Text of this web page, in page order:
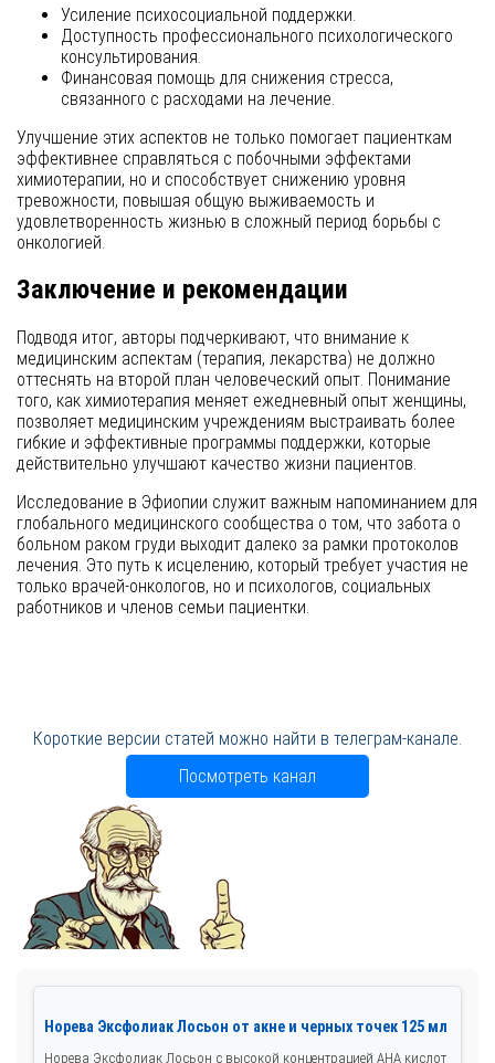
Усиление психосоциальной поддержки.
Доступность профессионального психологического
консультирования.
Финансовая помощь для снижения стресса,
связанного с расходами на лечение.
Улучшение этих аспектов не только помогает пациенткам
эффективнее справляться с побочными эффектами
химиотерапии, но и способствует снижению уровня
тревожности, повышая общую выживаемость и
удовлетворенность жизнью в сложный период борьбы с
онкологией.
Заключение и рекомендации
Подводя итог, авторы подчеркивают, что внимание к
медицинским аспектам (терапия, лекарства) не должно
оттеснять на второй план человеческий опыт. Понимание
того, как химиотерапия меняет ежедневный опыт женщины,
позволяет медицинским учреждениям выстраивать более
гибкие и эффективные программы поддержки, которые
действительно улучшают качество жизни пациентов.
Исследование в Эфиопии служит важным напоминанием для
глобального медицинского сообщества о том, что забота о
больном раком груди выходит далеко за рамки протоколов
лечения. Это путь к исцелению, который требует участия не
только врачей-онкологов, но и психологов, социальных
работников и членов семьи пациентки.
Короткие версии статей можно найти в телеграм-канале.
Посмотреть канал
Норева Эксфолиак Лосьон от акне и черных точек 125 мл
Норева Эксфолиак Лосьон с высокой концентрацией AHA кислот